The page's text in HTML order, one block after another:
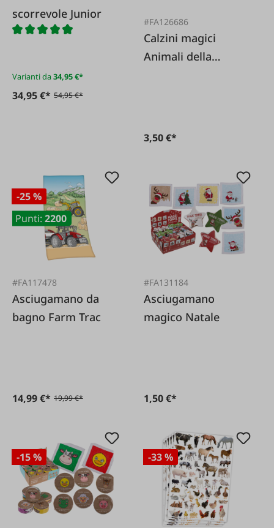
scorrevole Junior
Varianti da34,95 €*
34,95 €* 54,95 €*
#FA126686
Calzini magici
Animali della
3,50 €*
-25 %
Punti: 2200
#FA117478
Asciugamano da
bagno Farm Trac
14,99 €* 19,99 €*
#FA131184
Asciugamano
magico Natale
1,50 €*
-15 % -33 %